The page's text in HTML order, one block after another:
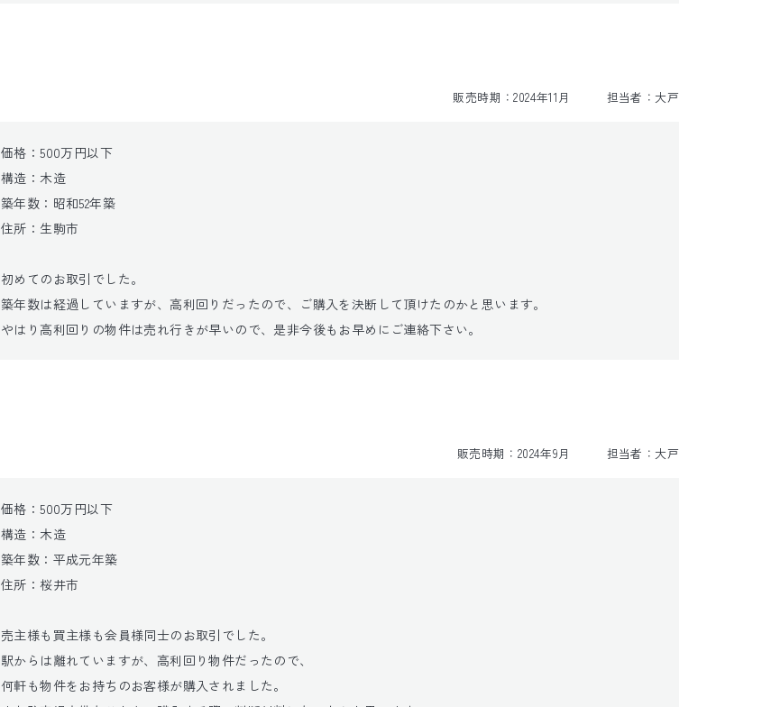
販売時期：2024年11月 担当者： 大戸
価格：500万円以下
構造：木造
築年数：昭和52年築
住所：生駒市
初めてのお取引でした。
築年数は経過していますが、高利回りだったので、ご購入を決断して頂けたのかと思います。
やはり高利回りの物件は売れ行きが早いので、是非今後もお早めにご連絡下さい。
販売時期： 2024年9月 担当者： 大戸
価格：500万円以下
構造：木造
築年数：平成元年築
住所：桜井市
売主様も買主様も会員様同士のお取引でした。
駅からは離れていますが、高利回り物件だったので、
何軒も物件をお持ちのお客様が購入されました。